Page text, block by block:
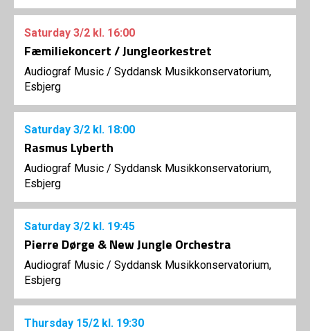
Saturday 3/2 kl. 16:00
Fæmiliekoncert / Jungleorkestret
Audiograf Music / Syddansk Musikkonservatorium,
Esbjerg
Saturday 3/2 kl. 18:00
Rasmus Lyberth
Audiograf Music / Syddansk Musikkonservatorium,
Esbjerg
Saturday 3/2 kl. 19:45
Pierre Dørge & New Jungle Orchestra
Audiograf Music / Syddansk Musikkonservatorium,
Esbjerg
Thursday 15/2 kl. 19:30